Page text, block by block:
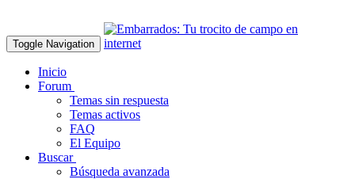
Toggle Navigation
Inicio
Forum
Temas sin respuesta
Temas activos
FAQ
El Equipo
Buscar
Búsqueda avanzada